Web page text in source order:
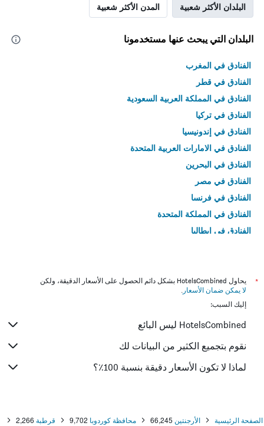
البلدان الأكثر شعبية المدن الأكثر شعبية
البلدان التي يبحث عنها مستخدمونا
الفنادق في المغرب
الفنادق في قطر
الفنادق في المملكة العربية السعودية
الفنادق في تركيا
الفنادق في إندونيسيا
الفنادق في الامارات العربية المتحدة
الفنادق في البحرين
الفنادق في مصر
الفنادق في فرنسا
الفنادق في المملكة المتحدة
الفنادق في إيطاليا
*
يحاول HotelsCombined بشكل دائم الحصول على الأسعار الدقيقة، ولكن
لا يمكن ضمان الأسعار .
إليك السبب:
HotelsCombined ليس البائع
نقوم بتجميع الكثير من البيانات لك
لماذا لا تكون الأسعار دقيقة بنسبة 100٪؟
الصفحة الرئيسية الأرجنتين 66,245 محافظة كوردوبا 9,702 قرطبة 2,266